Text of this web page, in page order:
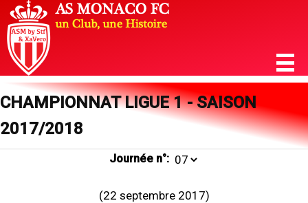
CHAMPIONNAT LIGUE 1 - SAISON
2017/2018
Journée n°:
(22 septembre 2017)